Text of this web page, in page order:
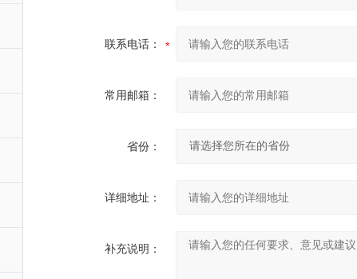
联系电话：
常用邮箱：
省份：
详细地址：
补充说明：